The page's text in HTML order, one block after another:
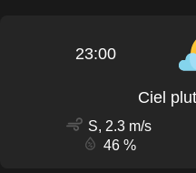
23:00
Ciel
S, 2.3 m/s
46 %